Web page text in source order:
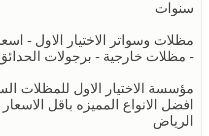
سنوات
- مظلات خارجية - برجولات
افضل الانواع المميزه باقل
الرياض